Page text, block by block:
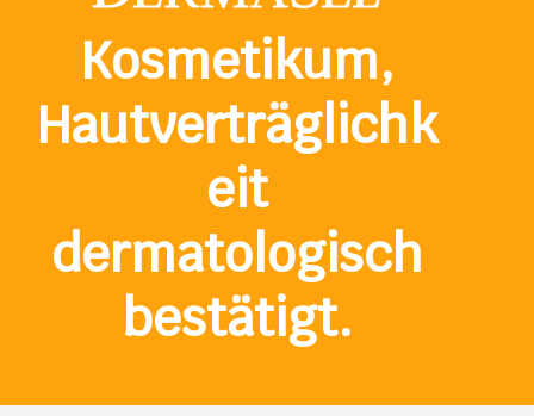
Kosmetikum,
Hautverträglichk
eit
dermatologisch
bestätigt.